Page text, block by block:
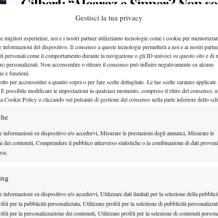
Gestisci la tua privacy
migliori esperienze, noi e i nostri partner utilizziamo tecnologie come i cookie per
informazioni del dispositivo. Il consenso a queste tecnologie permetterà a noi e ai nostri
personali come il comportamento durante la navigazione o gli ID univoci su questo sito e di
personalizzati. Non acconsentire o ritirare il consenso può influire negativamente su alcune
e funzioni.
per acconsentire a quanto sopra o per fare scelte dettagliate. Le tue scelte saranno applicate
possibile modificare le impostazioni in qualsiasi momento, compreso il ritiro del consenso,
Cookie Policy o cliccando sul pulsante di gestione del consenso nella parte inferiore dello
informazioni su dispositivo e/o accedervi, Misurare le prestazioni degli annunci, Misurare le
dei contenuti, Comprendere il pubblico attraverso statistiche o la combinazione di dati
informazioni su dispositivo e/o accedervi, Utilizzare dati limitati per la selezione della
per la pubblicità personalizzata, Utilizzare profili per la selezione di pubblicità
per la personalizzazione dei contenuti, Utilizzare profili per la selezione di contenuti
i migliori della storia”
Il coach statunitense ha stilato una classifica dei dieci migliori giocatori
della…
17 Luglio 2026
Jacopo Di Lorenzo
Martina Trevisan, al WTA 125 di
un ritorno in campo di livello
ByJacopo Di Lorenzo